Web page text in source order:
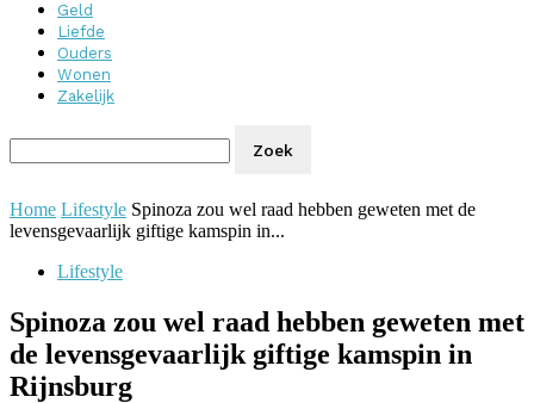
Geld
Liefde
Ouders
Wonen
Zakelijk
Home Lifestyle Spinoza zou wel raad hebben geweten met de
levensgevaarlijk giftige kamspin in...
Lifestyle
Spinoza zou wel raad hebben geweten met
de levensgevaarlijk giftige kamspin in
Rijnsburg